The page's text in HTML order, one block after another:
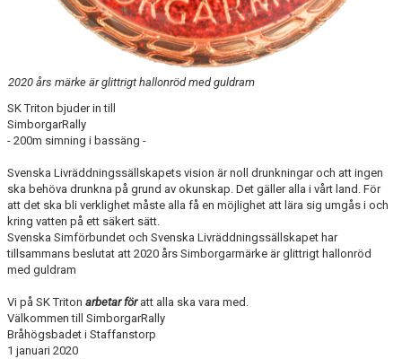
2020 års märke är glittrigt hallonröd med guldram
SK Triton bjuder in till
SimborgarRally
- 200m simning i bassäng -
Svenska Livräddningssällskapets vision är noll drunkningar och att ingen
ska behöva drunkna på grund av okunskap. Det gäller alla i vårt land. För
att det ska bli verklighet måste alla få en möjlighet att lära sig umgås i och
kring vatten på ett säkert sätt.
Svenska Simförbundet och Svenska Livräddningssällskapet har
tillsammans beslutat att 2020 års Simborgarmärke är glittrigt hallonröd
med guldram
Vi på SK Triton arbetar föratt alla ska vara med.
Välkommen till SimborgarRally
Bråhögsbadet i Staffanstorp
1 januari 2020